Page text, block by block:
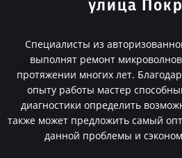
улица
Специалисты из
выполнят ремонт
протяжении многих лет.
опыту работы мастер
диагностики определить
также может предложить самый
данной проблемы и